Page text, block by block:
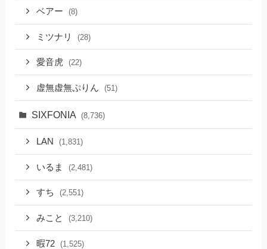
ベアー (8)
ミツナリ (28)
愛音虎 (22)
虚無虚無ぷりん (51)
SIXFONIA (8,736)
LAN (1,831)
いるま (2,481)
すち (2,551)
みこと (3,210)
暇72 (1,525)